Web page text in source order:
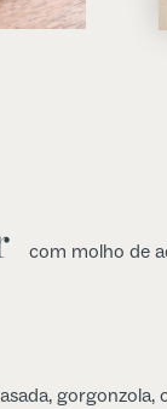
com molho de
gorgonzola,